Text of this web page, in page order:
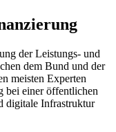
der Leistungs- und
dem Bund und der
meisten Experten
bei einer öffentlichen
digitale Infrastruktur